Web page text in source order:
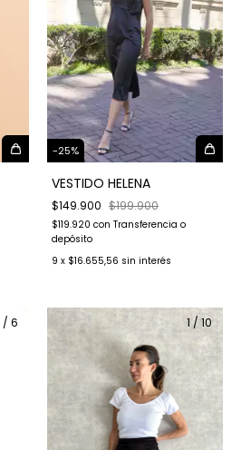
-25%
VESTIDO HELENA
$149.900 $199.900
$119.920 con Transferencia o
depósito
9 x $16.655,56 sin interés
/ 6 1 / 10